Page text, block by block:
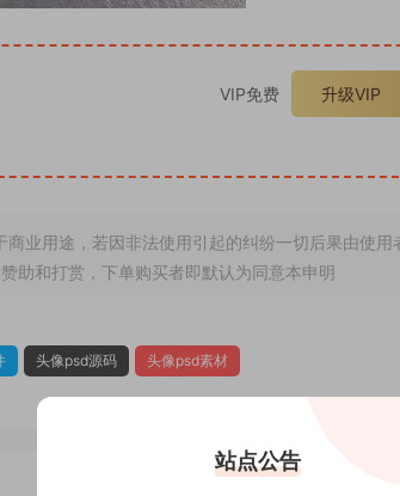
VIP免费 升级VIP
业用途，若因非法使用引起的纠纷一切后果由使用
助和打赏，下单购买者即默认为同意本申明
头像psd源码 头像psd素材
站点公告